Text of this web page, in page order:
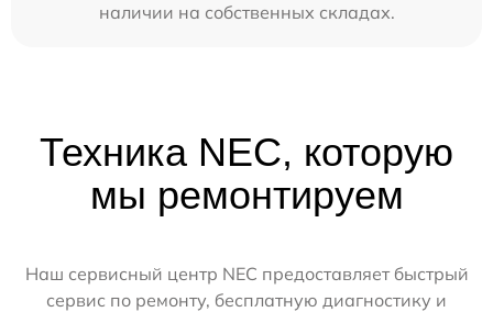
наличии на собственных складах.
Техника NEC, которую
мы ремонтируем
Наш сервисный центр NEC предоставляет быстрый
сервис по ремонту, бесплатную диагностику и